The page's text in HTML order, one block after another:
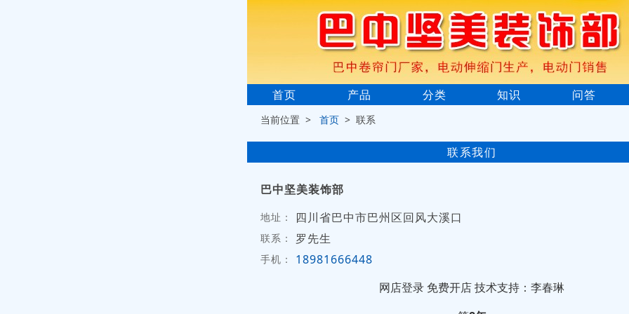
首页 产品 分类 知识 问答
当前位置 >首页 > 联系
联系我们
巴中坚美装饰部
地址： 四川省巴中市巴州区回风大溪口
联系： 罗先生
手机：
18981666448
网店登录 免费开店技术支持：李春琳